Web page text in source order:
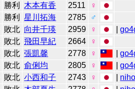
勝利 木本有香 2511
♀
勝利 星川拓海 2785
♂
敗北 向井千瑛 2959 ♀ |
敗北 飛田早紀 2664
♀
敗北 張凱馨 2778 ♀ |
敗北 俞俐均 2805 ♀ |
敗北 小西和子 2743 ♀